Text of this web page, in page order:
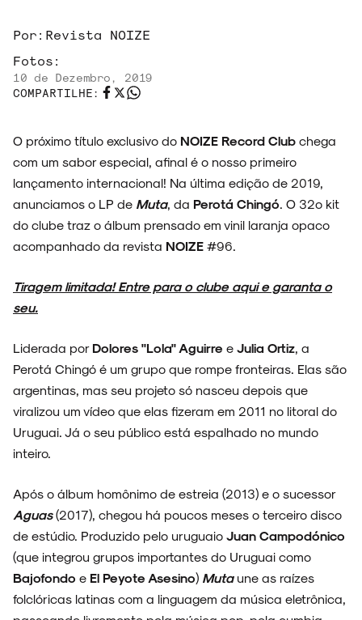
ARQUIVO
ENTREVISTAS
ESPECIAIS
NOIZE RECORD CLUB
SOBRE
Por: Revista NOIZE
Fotos:
10 de Dezembro, 2019
COMPARTILHE:
O próximo título exclusivo do NOIZE Record Club chega
com um sabor especial, afinal é o nosso primeiro
lançamento internacional! Na última edição de 2019,
anunciamos o LP de Muta, da Perotá Chingó. O 32º kit
do clube traz o álbum prensado em vinil laranja opaco
acompanhado da revista NOIZE #96.
Tiragem limitada! Entre para o clube aqui e garanta o
seu.
Liderada por Dolores "Lola" Aguirre e Julia Ortiz, a
Perotá Chingó é um grupo que rompe fronteiras. Elas são
argentinas, mas seu projeto só nasceu depois que
viralizou um vídeo que elas fizeram em 2011 no litoral do
Uruguai. Já o seu público está espalhado no mundo
inteiro.
Após o álbum homônimo de estreia (2013) e o sucessor
Aguas(2017), chegou há poucos meses o terceiro disco
de estúdio. Produzido pelo uruguaio Juan Campodónico
(que integrou grupos importantes do Uruguai como
Bajofondo e El Peyote Asesino) Mutaune as raízes
folclóricas latinas com a linguagem da música eletrônica,